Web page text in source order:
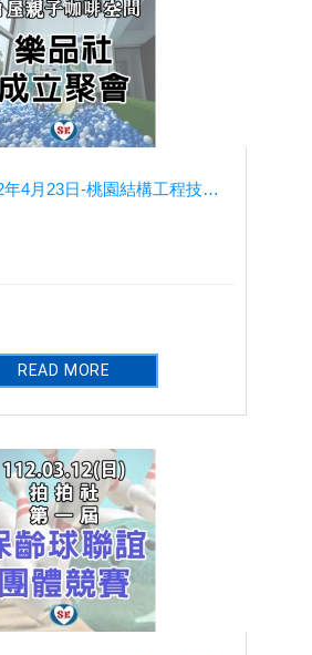
112年4月23日-桃園結構工程技師公會-新社團『樂品社』成立
READ MORE